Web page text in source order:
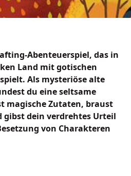
Abenteuerspiel, das in
Land mit gotischen
Als mysteriöse alte
du eine seltsame
magische Zutaten, braust
gibst dein verdrehtes Urteil
von Charakteren